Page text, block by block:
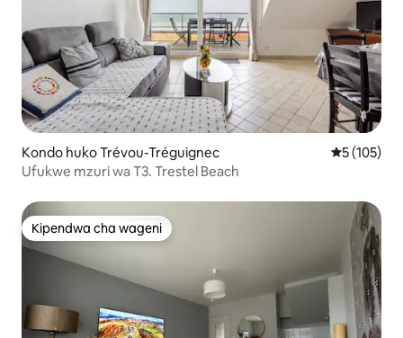
Kondo huko Trévou-Tréguignec Ukadiriaji
5 (105)
Ufukwe mzuri wa T3. Trestel Beach
Kipendwa cha wageni
Kipendwa cha wageni